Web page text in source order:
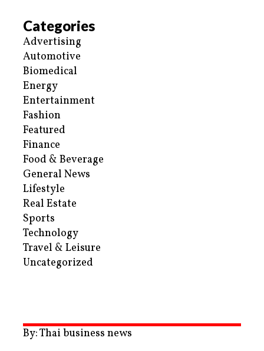
Categories
Advertising
Automotive
Biomedical
Energy
Entertainment
Fashion
Featured
Finance
Food & Beverage
General News
Lifestyle
Real Estate
Sports
Technology
Travel & Leisure
Uncategorized
By: Thai business news